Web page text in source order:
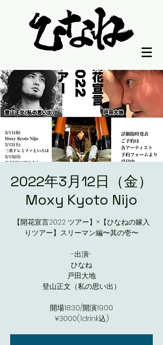
2022年3月12日（金）
Moxy Kyoto Nijo
【開花宣言2022 ツアー】×【ひなねの嫁入
りツアー】スリーマン編〜其の壱〜
-出演-
ひなね
戸田大地
登山正文（私の思い出）
開場18:30/開演19:00
¥3000(1drink込)